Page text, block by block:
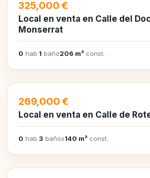
325,000 €
Local en venta en Calle del
Monserrat
0 hab.1 baño206 m² const.
EN VENTA
269,000 €
Local en venta en Calle de
0 hab.3 baños140 m² const.